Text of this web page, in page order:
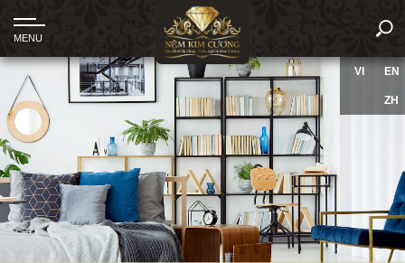
VI EN
ZH